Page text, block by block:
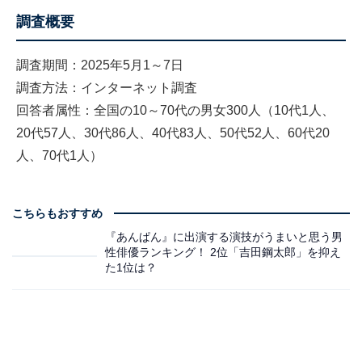
調査概要
調査期間：2025年5月1～7日
調査方法：インターネット調査
回答者属性：全国の10～70代の男女300人（10代1人、
20代57人、30代86人、40代83人、50代52人、60代20
人、70代1人）
こちらもおすすめ
『あんぱん』に出演する演技がうまいと思う男
性俳優ランキング！ 2位「吉田鋼太郎」を抑え
た1位は？